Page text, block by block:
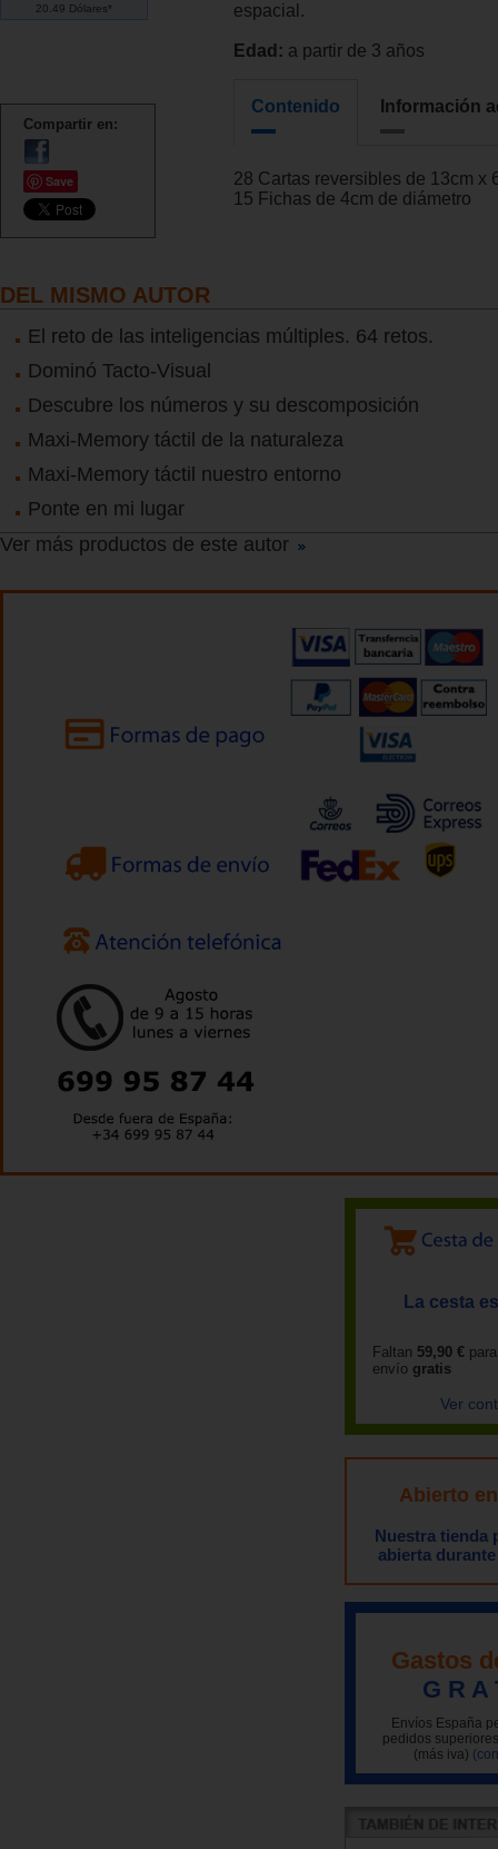
20.49 Dólares*
Compartir en:
Save
espacial.
Edad: a partir de 3 años
Contenido Información
28 Cartas reversibles de 13cm x
15 Fichas de 4cm de diámetro
DEL MISMO AUTOR
El reto de las inteligencias múltiples. 64 retos.
Dominó Tacto-Visual
Descubre los números y su descomposición
Maxi-Memory táctil de la naturaleza
Maxi-Memory táctil nuestro entorno
Ponte en mi lugar
Ver más productos de este autor
La cesta
Faltan 59,90 €
envío gratis
Ver
Abierto
Nuestra tienda
abierta
Gastos
G R A
Envíos España
pedidos
(más iva)